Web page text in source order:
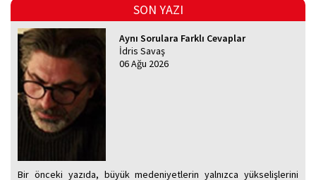
SON YAZI
Aynı Sorulara Farklı Cevaplar
İdris Savaş
06 Ağu 2026
Bir önceki yazıda, büyük medeniyetlerin yalnızca yükselişlerini